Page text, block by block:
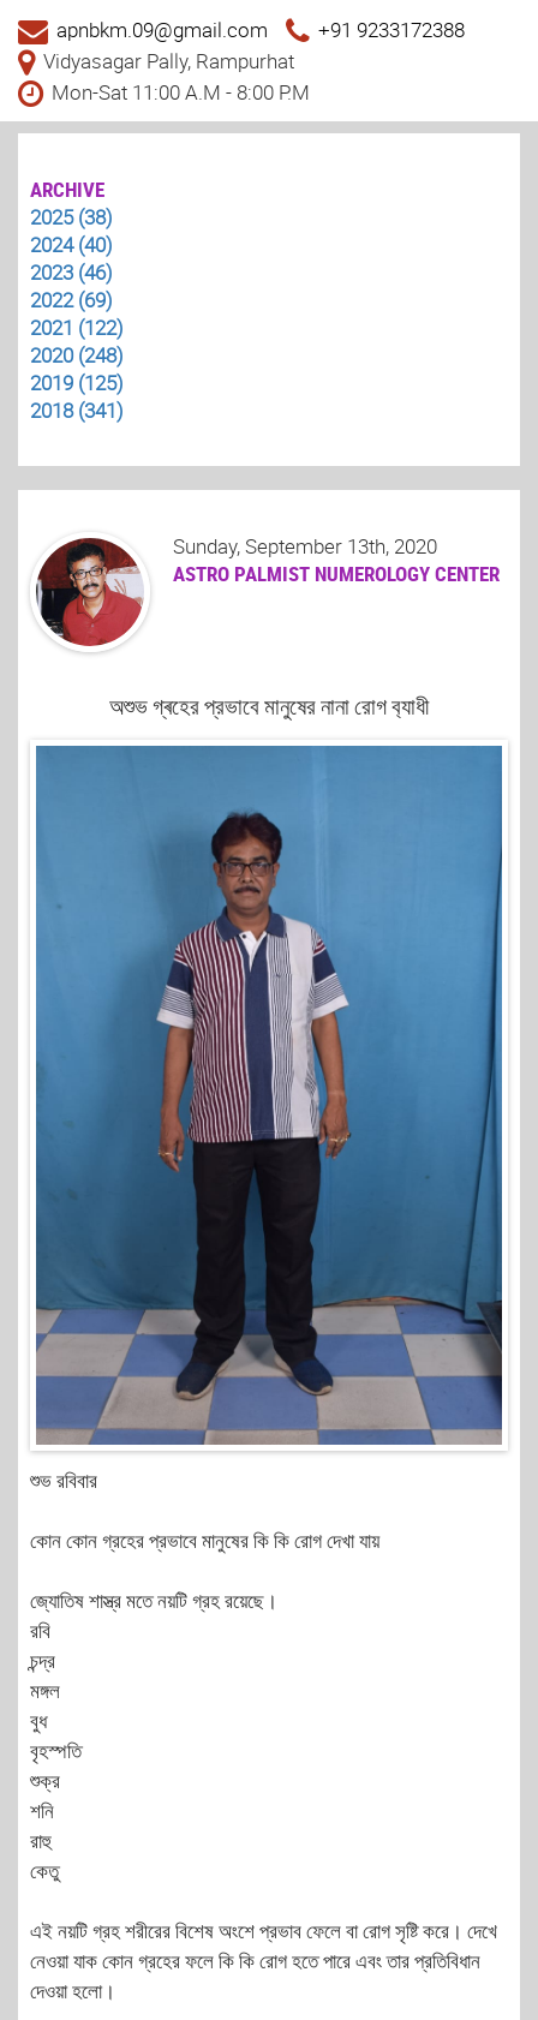
apnbkm.09@gmail.com
+91 9233172388
Vidyasagar Pally, Rampurhat
Mon-Sat 11:00 A.M - 8:00 P.M
ARCHIVE
2025 (38)
2024 (40)
2023 (46)
2022 (69)
2021 (122)
2020 (248)
2019 (125)
2018 (341)
Sunday, September 13th, 2020
ASTRO PALMIST NUMEROLOGY CENTER
অশুভ গ্ৰহের প্রভাবে মানুষের নানা রোগ ব‍্যাধী
শুভ রবিবার
কোন কোন গ্রহের প্রভাবে মানুষের কি কি রোগ দেখা যায়
জ্যোতিষ শাস্ত্র মতে নয়টি গ্রহ রয়েছে।
রবি
চন্দ্র
মঙ্গল
বুধ
বৃহস্পতি
শুক্র
শনি
রাহু
কেতু
এই নয়টি গ্রহ শরীরের বিশেষ অংশে প্রভাব ফেলে বা রোগ সৃষ্টি করে। দেখে
নেওয়া যাক কোন গ্রহের ফলে কি কি রোগ হতে পারে এবং তার প্রতিবিধান
দেওয়া হলো।